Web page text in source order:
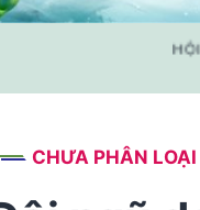
HỘI
CHƯA PHÂN LOẠI